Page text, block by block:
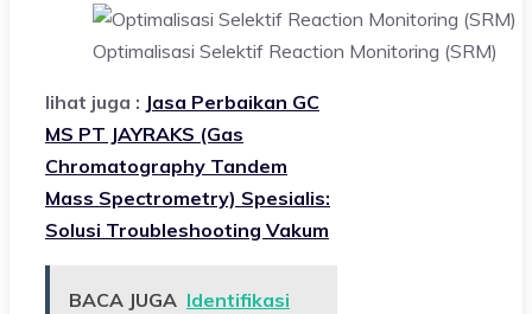
Optimalisasi Selektif Reaction Monitoring (SRM)
lihat juga : Jasa Perbaikan GC
MS PT JAYRAKS (Gas
Chromatography Tandem
Mass Spectrometry) Spesialis:
Solusi Troubleshooting Vakum
BACA JUGA Identifikasi